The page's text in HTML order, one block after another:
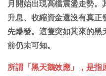
月開始出現高檔震盪走勢。
升息、收縮資金還沒有真正
先爆發。這隻突如其來的黑
前仍未可知。
所謂「黑天鵝效應」，是